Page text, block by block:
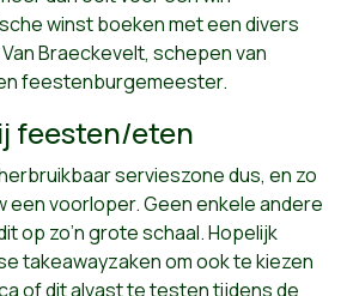
winst boeken met een divers
Braeckevelt, schepen van
feestenburgemeester.
feesten/eten
servieszone dus, en zo
een voorloper. Geen enkele andere
op zo’n grote schaal. Hopelijk
takeawayzaken om ook te kiezen
of dit alvast te testen tijdens de